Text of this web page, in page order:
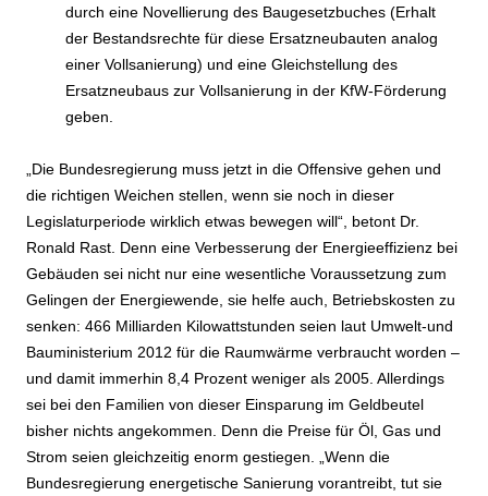
durch eine Novellierung des Baugesetzbuches (Erhalt
der Bestandsrechte für diese Ersatzneubauten analog
einer Vollsanierung) und eine Gleichstellung des
Ersatzneubaus zur Vollsanierung in der KfW-Förderung
geben.
„Die Bundesregierung muss jetzt in die Offensive gehen und
die richtigen Weichen stellen, wenn sie noch in dieser
Legislaturperiode wirklich etwas bewegen will“, betont Dr.
Ronald Rast. Denn eine Verbesserung der Energieeffizienz bei
Gebäuden sei nicht nur eine wesentliche Voraussetzung zum
Gelingen der Energiewende, sie helfe auch, Betriebskosten zu
senken: 466 Milliarden Kilowattstunden seien laut Umwelt-und
Bauministerium 2012 für die Raumwärme verbraucht worden –
und damit immerhin 8,4 Prozent weniger als 2005. Allerdings
sei bei den Familien von dieser Einsparung im Geldbeutel
bisher nichts angekommen. Denn die Preise für Öl, Gas und
Strom seien gleichzeitig enorm gestiegen. „Wenn die
Bundesregierung energetische Sanierung vorantreibt, tut sie